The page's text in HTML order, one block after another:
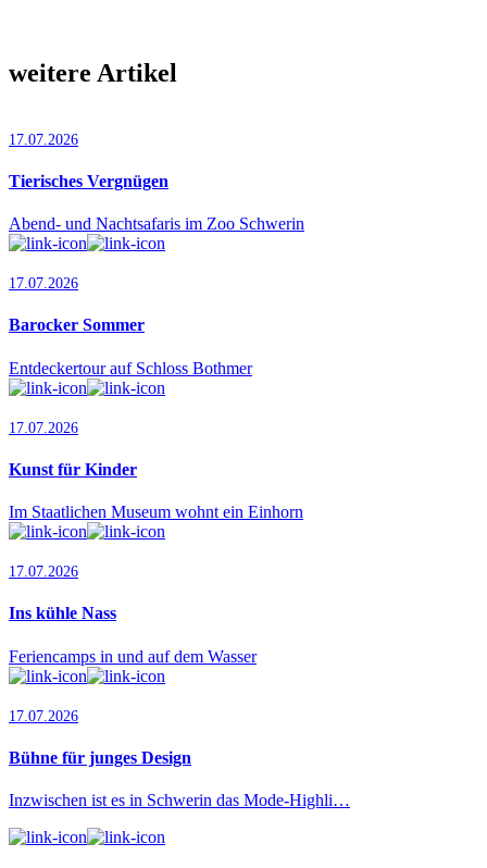
weitere Artikel
17.07.2026
Tierisches Vergnügen
Abend- und Nachtsafaris im Zoo Schwerin
17.07.2026
Barocker Sommer
Entdeckertour auf Schloss Bothmer
17.07.2026
Kunst für Kinder
Im Staatlichen Museum wohnt ein Einhorn
17.07.2026
Ins kühle Nass
Feriencamps in und auf dem Wasser
17.07.2026
Bühne für junges Design
Inzwischen ist es in Schwerin das Mode-Highli…